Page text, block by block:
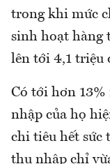
trong khi mức
sinh hoạt hàng
lên tới 4,1 triệu
Có tới hơn
nhập của họ
chi tiêu hết sức
thu nhập chỉ